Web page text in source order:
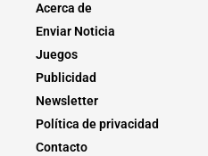
Acerca de
Enviar Noticia
Juegos
Publicidad
Newsletter
Política de privacidad
Contacto